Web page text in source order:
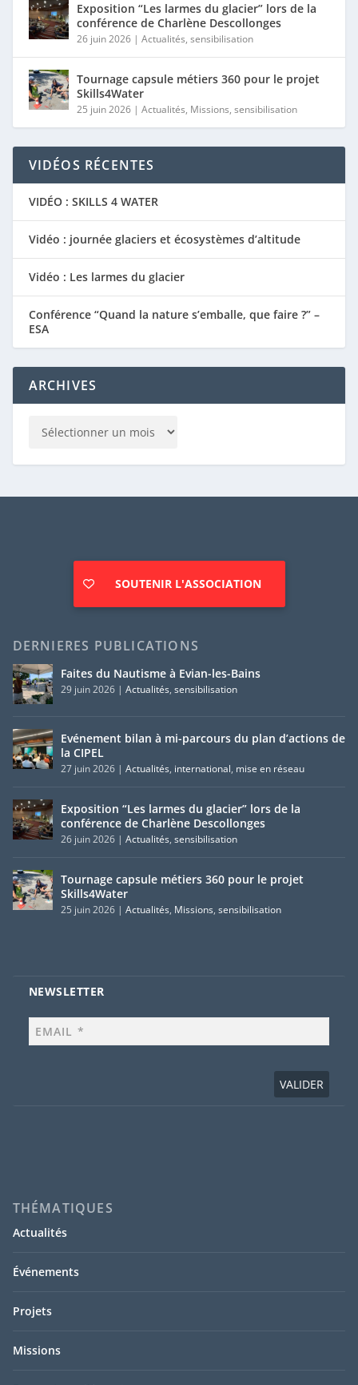
Exposition “Les larmes du glacier” lors de la
conférence de Charlène Descollonges
26 juin 2026| Actualités, sensibilisation
Tournage capsule métiers 360 pour le projet
Skills4Water
25 juin 2026| Actualités, Missions, sensibilisation
VIDÉOS RÉCENTES
VIDÉO : SKILLS 4 WATER
Vidéo : journée glaciers et écosystèmes d’altitude
Vidéo : Les larmes du glacier
Conférence “Quand la nature s’emballe, que faire ?” –
ESA
ARCHIVES
SOUTENIR L'ASSOCIATION
DERNIERES PUBLICATIONS
Faites du Nautisme à Evian-les-Bains
29 juin 2026| Actualités, sensibilisation
Evénement bilan à mi-parcours du plan d’actions de
la CIPEL
27 juin 2026| Actualités, international, mise en réseau
Exposition “Les larmes du glacier” lors de la
conférence de Charlène Descollonges
26 juin 2026| Actualités, sensibilisation
Tournage capsule métiers 360 pour le projet
Skills4Water
25 juin 2026| Actualités, Missions, sensibilisation
NEWSLETTER
THÉMATIQUES
Actualités
Événements
Projets
Missions